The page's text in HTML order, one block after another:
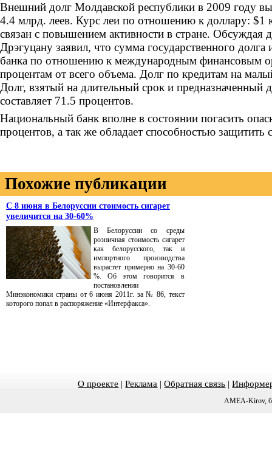
Внешний долг Молдавской республики в 2009 году
4.4 млрд. леев. Курс леи по отношению к доллару: $1
связан с повышением активности в стране. Обсуждая
Дрэгуцану заявил, что сумма государственного
банка по отношению к международным финансовым
процентам от всего объема. Долг по кредитам на
Долг, взятый на длительный срок и предназначенный
составляет 71.5 процентов.
Национальный банк вполне в состоянии погасить
процентов, а так же обладает способностью защитить
Похожие публикации
С 8 июня в Белоруссии стоимость сигарет
увеличится на 30-60%
В Белоруссии со среды
розничная стоимость сигарет
как белорусского, так и
импортного производства
вырастет примерно на 30-60
%. Об этом говорится в
постановлении
Минэкономики страны от 6 июня 2011г. за № 86, текст
которого попал в распоряжение «Интерфакса».
О проекте |Реклама |Обратная связь |
AMEA-Kirov,